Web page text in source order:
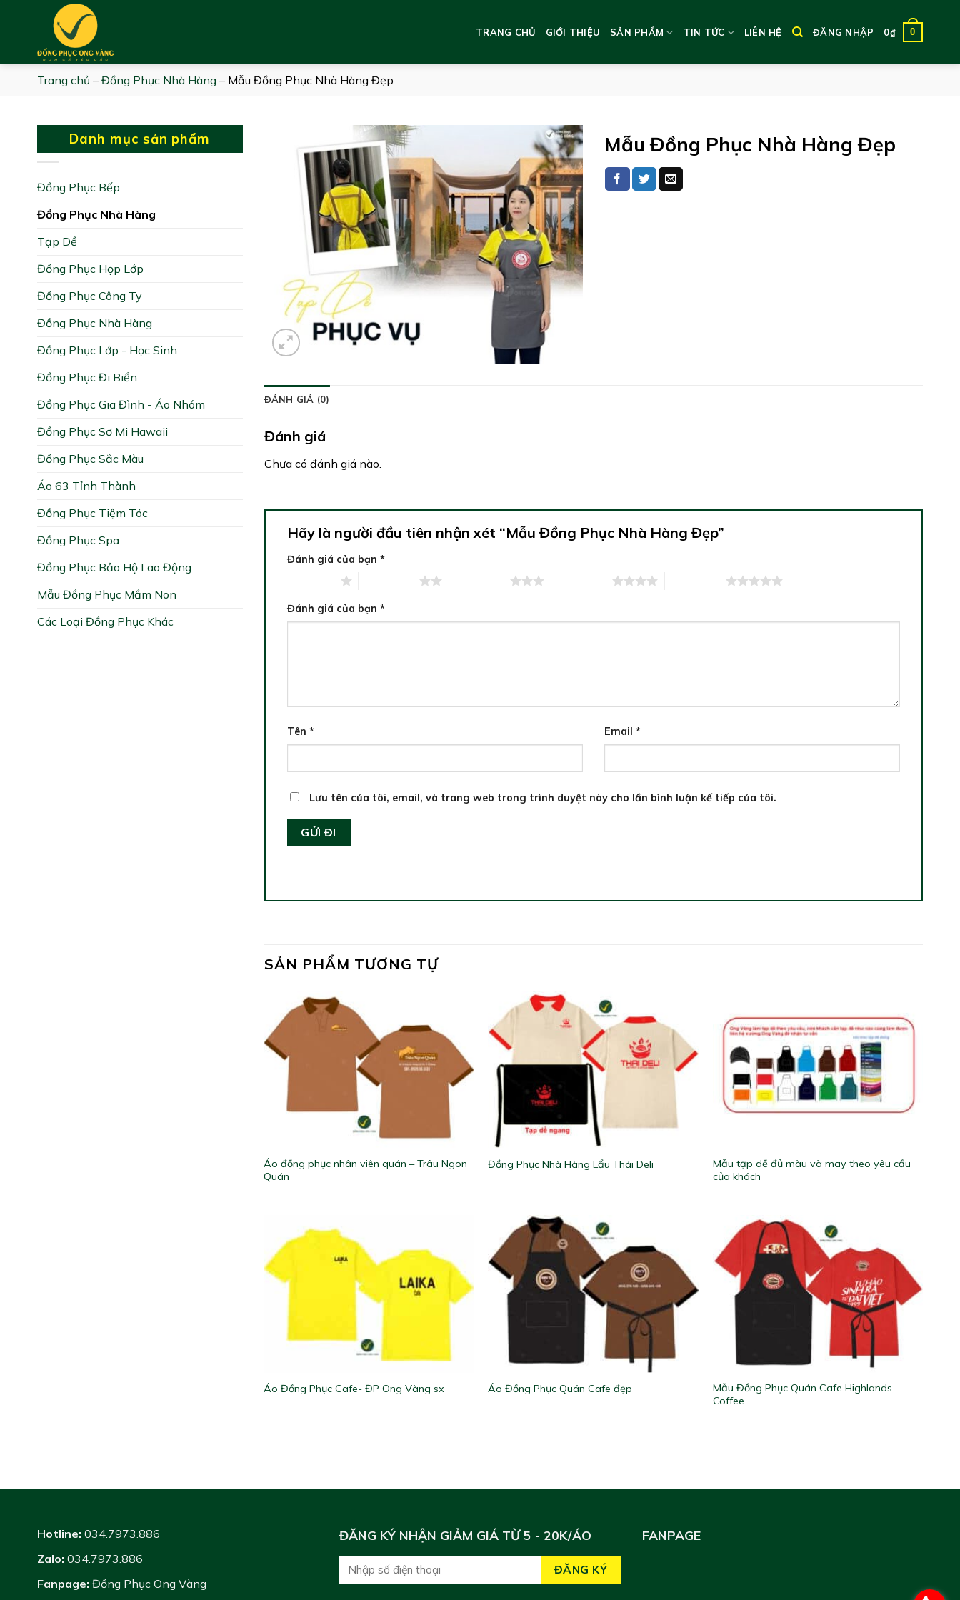
TRANG CHỦ GIỚI THIỆU SẢN PHẨM TIN TỨC LIÊN HỆ ĐĂNG NHẬP 0₫ 0
Trang chủ – Đồng Phục Nhà Hàng – Mẫu Đồng Phục Nhà Hàng Đẹp
Danh mục sản phẩm
Đồng Phục Bếp
Đồng Phục Nhà Hàng
Tạp Dề
Đồng Phục Họp Lớp
Đồng Phục Công Ty
Đồng Phục Nhà Hàng
Đồng Phục Lớp - Học Sinh
Đồng Phục Đi Biển
Đồng Phục Gia Đình - Áo Nhóm
Đồng Phục Sơ Mi Hawaii
Đồng Phục Sắc Màu
Áo 63 Tỉnh Thành
Đồng Phục Tiệm Tóc
Đồng Phục Spa
Đồng Phục Bảo Hộ Lao Động
Mẫu Đồng Phục Mầm Non
Các Loại Đồng Phục Khác
Mẫu Đồng Phục Nhà Hàng Đẹp
ĐÁNH GIÁ (0)
Đánh giá
Chưa có đánh giá nào.
Hãy là người đầu tiên nhận xét “Mẫu Đồng Phục Nhà Hàng Đẹp”
Đánh giá của bạn *
Đánh giá của bạn *
Tên * Email *
Lưu tên của tôi, email, và trang web trong trình duyệt này cho lần bình luận kế tiếp của tôi.
SẢN PHẨM TƯƠNG TỰ
Áo đồng phục nhân viên quán – Trâu Ngon
Quán
Đồng Phục Nhà Hàng Lẩu Thái Deli
Mẫu tạp dề đủ màu và may theo yêu cầu
của khách
Áo Đồng Phục Cafe- ĐP Ong Vàng sx Áo Đồng Phục Quán Cafe đẹp
Mẫu Đồng Phục Quán Cafe Highlands
Coffee
Hotline: 034.7973.886
Zalo: 034.7973.886
Fanpage: Đồng Phục Ong Vàng
ĐĂNG KÝ NHẬN GIẢM GIÁ TỪ 5 - 20K/ÁO FANPAGE